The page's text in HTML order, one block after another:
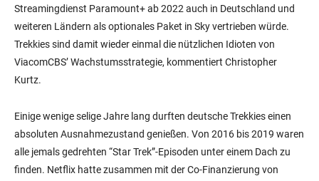
Streamingdienst Paramount+ ab 2022 auch in Deutschland und
weiteren Ländern als optionales Paket in Sky vertrieben würde.
Trekkies sind damit wieder einmal die nützlichen Idioten von
ViacomCBS’ Wachstumsstrategie, kommentiert Christopher
Kurtz.
Einige wenige selige Jahre lang durften deutsche Trekkies einen
absoluten Ausnahmezustand genießen. Von 2016 bis 2019 waren
alle jemals gedrehten “Star Trek”-Episoden unter einem Dach zu
finden. Netflix hatte zusammen mit der Co-Finanzierung von